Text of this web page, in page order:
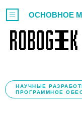
ОСНОВНОЕ
НАУЧНЫЕ
ПРОГРАММНОЕ